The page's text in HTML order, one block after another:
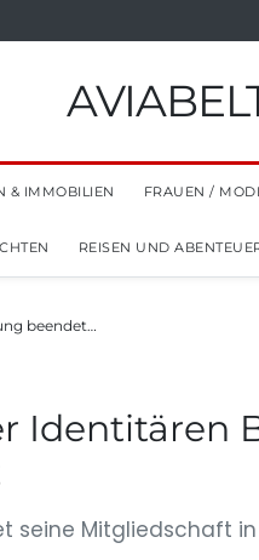
& IMMOBILIEN FRAUEN /
REISEN UND
beendet…
Identitären
seine Mitgliedschaft